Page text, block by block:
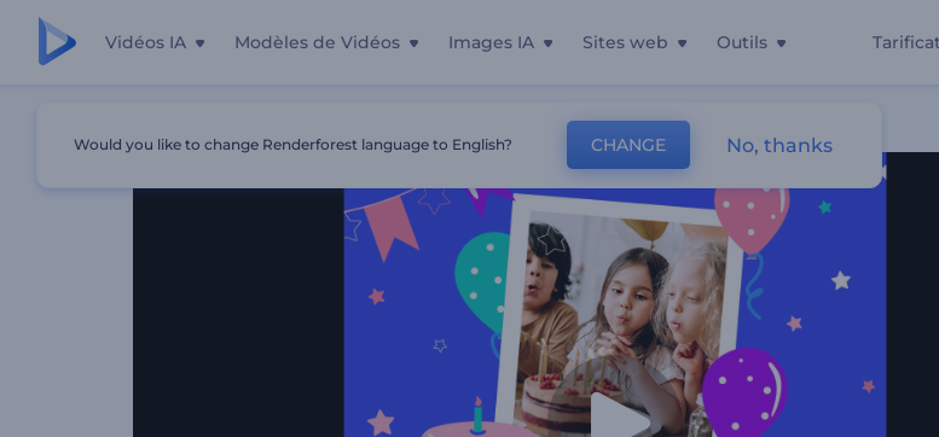
Vidéos IA Modèles de Vidéos Images IA Sites web Outils
Would you like to change Renderforest language to English? CHANGE No, thanks